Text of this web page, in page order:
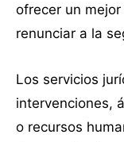
ofrecer un
renunciar a la
Los servicios
intervenciones,
o recursos